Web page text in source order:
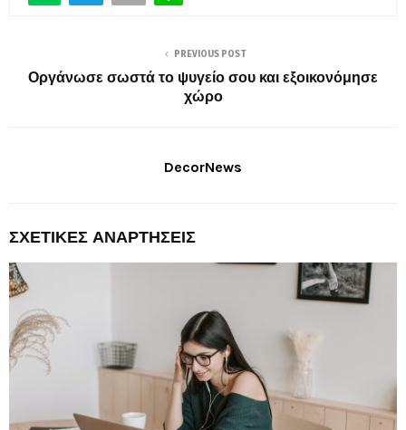
PREVIOUS POST
Οργάνωσε σωστά το ψυγείο σου και εξοικονόμησε
χώρο
DecorNews
ΣΧΕΤΙΚΈΣ ΑΝΑΡΤΉΣΕΙΣ